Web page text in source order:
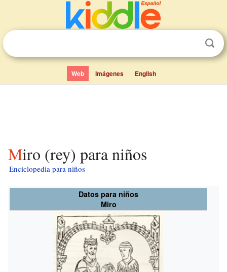
Web Imágenes English
Miro (rey) para niños
Enciclopedia para niños
Datos para niños
Miro